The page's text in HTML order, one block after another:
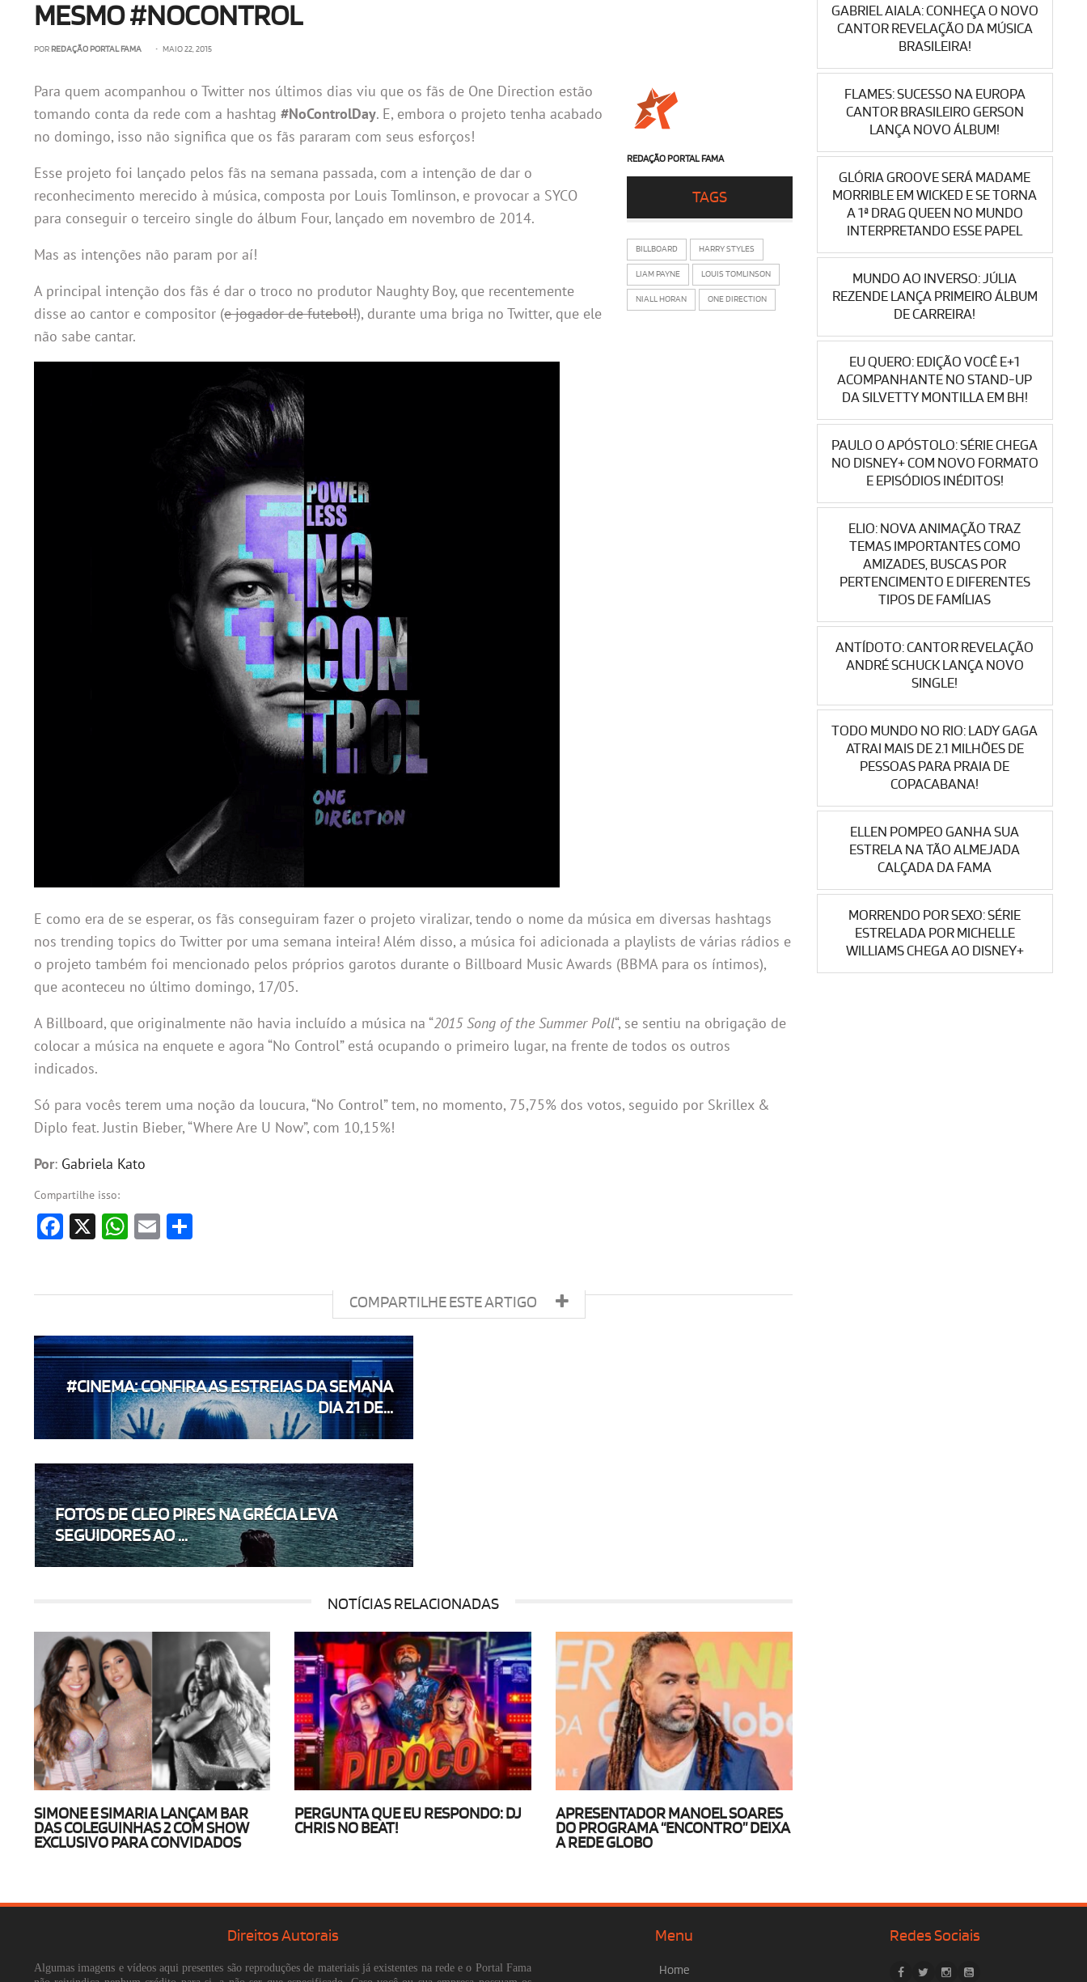
MESMO #NOCONTROL
POR REDAÇÃO PORTAL FAMA • MAIO 22, 2015
REDAÇÃO PORTAL FAMA
TAGS
BILLBOARD HARRY STYLES
LIAM PAYNE LOUIS TOMLINSON
NIALL HORAN ONE DIRECTION
Para quem acompanhou o Twitter nos últimos dias viu que os fãs de One Direction estão
tomando conta da rede com a hashtag #NoControlDay. E, embora o projeto tenha acabado
no domingo, isso não significa que os fãs pararam com seus esforços!
Esse projeto foi lançado pelos fãs na semana passada, com a intenção de dar o
reconhecimento merecido à música, composta por Louis Tomlinson, e provocar a SYCO
para conseguir o terceiro single do álbum Four, lançado em novembro de 2014.
Mas as intenções não param por aí!
A principal intenção dos fãs é dar o troco no produtor Naughty Boy, que recentemente
disse ao cantor e compositor (e jogador de futebol!), durante uma briga no Twitter, que ele
não sabe cantar.
E como era de se esperar, os fãs conseguiram fazer o projeto viralizar, tendo o nome da música em diversas hashtags
nos trending topics do Twitter por uma semana inteira! Além disso, a música foi adicionada a playlists de várias rádios e
o projeto também foi mencionado pelos próprios garotos durante o Billboard Music Awards (BBMA para os íntimos),
que aconteceu no último domingo, 17/05.
A Billboard, que originalmente não havia incluído a música na “2015 Song of the Summer Poll“, se sentiu na obrigação de
colocar a música na enquete e agora “No Control” está ocupando o primeiro lugar, na frente de todos os outros
indicados.
Só para vocês terem uma noção da loucura, “No Control” tem, no momento, 75,75% dos votos, seguido por Skrillex &
Diplo feat. Justin Bieber, “Where Are U Now”, com 10,15%!
Por: Gabriela Kato
Compartilhe isso:
Facebook
X WhatsApp
Email
COMPARTILHE ESTE ARTIGO
#CINEMA: CONFIRA AS ESTREIAS DA SEMANA
DIA 21 DE...
FOTOS DE CLEO PIRES NA GRÉCIA LEVA
SEGUIDORES AO ...
NOTÍCIAS RELACIONADAS
SIMONE E SIMARIA LANÇAM BAR
DAS COLEGUINHAS 2 COM SHOW
EXCLUSIVO PARA CONVIDADOS
PERGUNTA QUE EU RESPONDO: DJ
CHRIS NO BEAT!
APRESENTADOR MANOEL SOARES
DO PROGRAMA “ENCONTRO” DEIXA
A REDE GLOBO
GABRIEL AIALA: CONHEÇA O NOVO
CANTOR REVELAÇÃO DA MÚSICA
BRASILEIRA!
FLAMES: SUCESSO NA EUROPA
CANTOR BRASILEIRO GERSON
LANÇA NOVO ÁLBUM!
GLÓRIA GROOVE SERÁ MADAME
MORRIBLE EM WICKED E SE TORNA
A 1ª DRAG QUEEN NO MUNDO
INTERPRETANDO ESSE PAPEL
MUNDO AO INVERSO: JÚLIA
REZENDE LANÇA PRIMEIRO ÁLBUM
DE CARREIRA!
EU QUERO: EDIÇÃO VOCÊ E+1
ACOMPANHANTE NO STAND-UP
DA SILVETTY MONTILLA EM BH!
PAULO O APÓSTOLO: SÉRIE CHEGA
NO DISNEY+ COM NOVO FORMATO
E EPISÓDIOS INÉDITOS!
ELIO: NOVA ANIMAÇÃO TRAZ
TEMAS IMPORTANTES COMO
AMIZADES, BUSCAS POR
PERTENCIMENTO E DIFERENTES
TIPOS DE FAMÍLIAS
ANTÍDOTO: CANTOR REVELAÇÃO
ANDRÉ SCHUCK LANÇA NOVO
SINGLE!
TODO MUNDO NO RIO: LADY GAGA
ATRAI MAIS DE 2.1 MILHÕES DE
PESSOAS PARA PRAIA DE
COPACABANA!
ELLEN POMPEO GANHA SUA
ESTRELA NA TÃO ALMEJADA
CALÇADA DA FAMA
MORRENDO POR SEXO: SÉRIE
ESTRELADA POR MICHELLE
WILLIAMS CHEGA AO DISNEY+
Direitos Autorais
Algumas imagens e vídeos aqui presentes são reproduções de materiais já existentes na rede e o Portal Fama
Menu
Home
Redes Sociais